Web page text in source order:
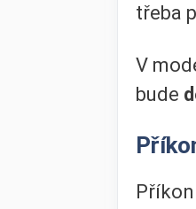
třeba
V
bude